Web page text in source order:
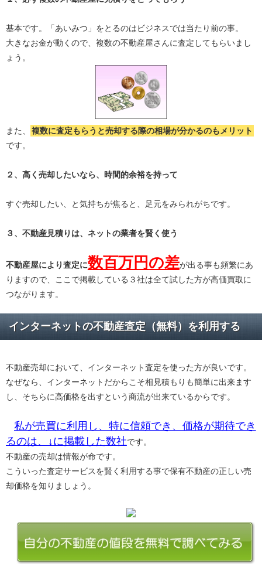
基本です。「あいみつ」をとるのはビジネスでは当たり前の事。
大きなお金が動くので、複数の不動産屋さんに査定してもらいまし
ょう。
また、 複数に査定もらうと売却する際の相場が分かるのもメリット
です。
２、高く売却したいなら、時間的余裕を持って
すぐ売却したい、と気持ちが焦ると、足元をみられがちです。
３、不動産見積りは、ネットの業者を賢く使う
不動産屋により査定に数百万円の差が出る事も頻繁にあ
りますので、ここで掲載している３社は全て試した方が高価買取に
つながります。
インターネットの不動産査定（無料）を利用する
不動産売却において、インターネット査定を使った方が良いです。
なぜなら、インターネットだからこそ相見積もりも簡単に出来ます
し、そちらに高価格を出すという商流が出来ているからです。
私が売買に利用し、特に信頼でき、価格が期待でき
るのは、↓に掲載した数社です。
不動産の売却は情報が命です。
こういった査定サービスを賢く利用する事で保有不動産の正しい売
却価格を知りましょう。